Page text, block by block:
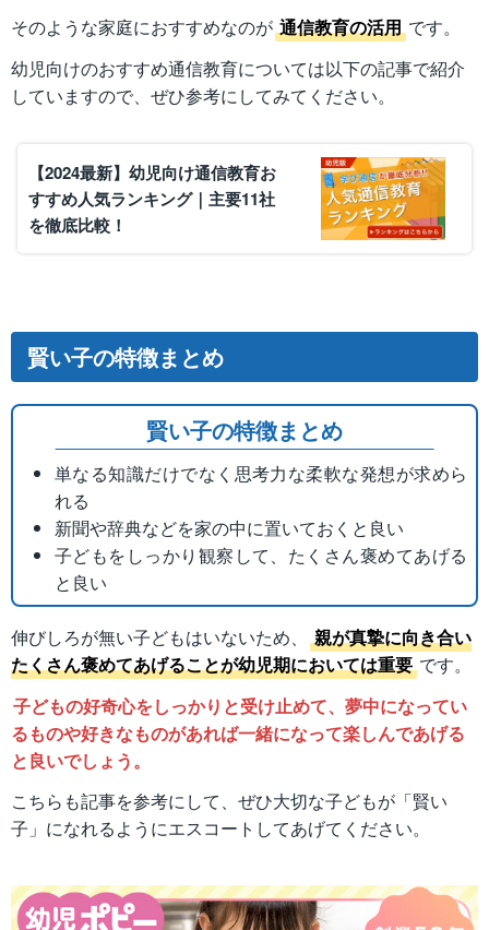
そのような家庭におすすめなのが 通信教育の活用 です。
幼児向けのおすすめ通信教育については以下の記事で紹介
していますので、ぜひ参考にしてみてください。
【2024最新】幼児向け通信教育お
すすめ人気ランキング｜主要11社
を徹底比較！
賢い子の特徴まとめ
賢い子の特徴まとめ
単なる知識だけでなく思考力な柔軟な発想が求めら
れる
新聞や辞典などを家の中に置いておくと良い
子どもをしっかり観察して、たくさん褒めてあげる
と良い
伸びしろが無い子どもはいないため、
親が真摯に向き合い
たくさん褒めてあげることが幼児期においては重要 です。
子どもの好奇心をしっかりと受け止めて、夢中になってい
るものや好きなものがあれば一緒になって楽しんであげる
と良いでしょう。
こちらも記事を参考にして、ぜひ大切な子どもが「賢い
子」になれるようにエスコートしてあげてください。